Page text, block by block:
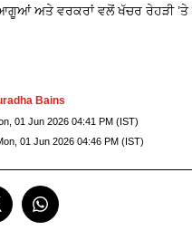
ਅਤੇ ਵਰਕਰਾਂ ਵਲੋਂ ਖੱਚਰ ਰੇਹੜੀ
Bains
01 Jun 2026 04:41 PM (IST)
01 Jun 2026 04:46 PM (IST)